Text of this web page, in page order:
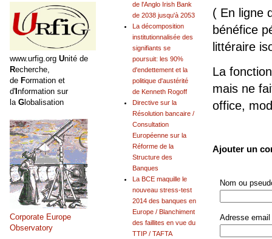
( En ligne
bénéfice
littéraire
La
mais ne
office,
Ajouter un
Nom ou
Adresse email
de l'Anglo Irish Bank
de 2038 jusqu'à 2053
La décomposition
institutionnalisée des
signifiants se
poursuit: les 90%
d'endettement et la
politique d'austérité
de Kenneth Rogoff
Directive sur la
Résolution bancaire /
Consultation
Européenne sur la
Réforme de la
Structure des
Banques
La BCE maquille le
nouveau stress-test
2014 des banques en
Europe / Blanchiment
des faillites en vue du
TTIP / TAFTA
www.urfig.org Unité de
Recherche,
de Formation et
d'Information sur
la Globalisation
Corporate Europe
Observatory